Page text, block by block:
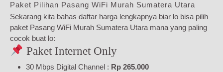
Paket Pilihan Pasang WiFi Murah Sumatera Utara
Sekarang kita bahas daftar harga lengkapnya biar lo bisa pilih
paket Pasang WiFi Murah Sumatera Utara mana yang paling
cocok buat lo:
Paket Internet Only
30 Mbps Digital Channel : Rp 265.000